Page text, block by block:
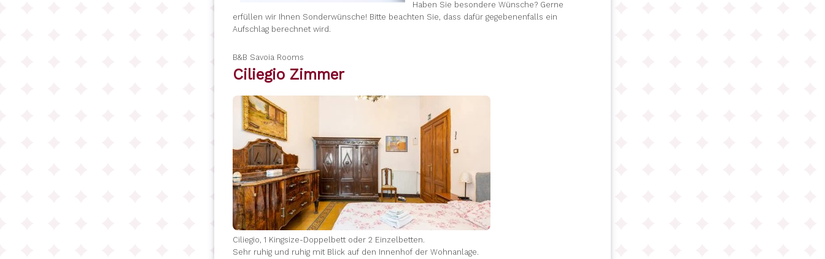
Haben Sie besondere Wünsche? Gerne
erfüllen wir Ihnen Sonderwünsche! Bitte beachten Sie, dass dafür gegebenenfalls ein
Aufschlag berechnet wird.
B&B Savoia Rooms
Ciliegio Zimmer
Ciliegio, 1 Kingsize-Doppelbett oder 2 Einzelbetten.
Sehr ruhig und ruhig mit Blick auf den Innenhof der Wohnanlage.